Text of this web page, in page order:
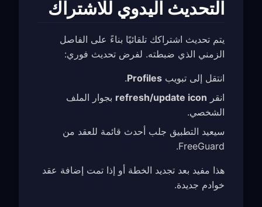
التحديث اليدوي للاشتراك
يتم تحديث اشتراكك تلقائيًا بناءً على الفاصل
الزمني الذي ضبطته. لفرض تحديث فوري:
انتقل إلى تبويب Profiles
.
انقر refresh/update icon بجوار الملف
الشخصي.
سيعيد التطبيق جلب أحدث قائمة للعقد من
FreeGuard.
هذا مفيد بعد تجديد الخطة أو إذا تمت إضافة عقد
خوادم جديدة.